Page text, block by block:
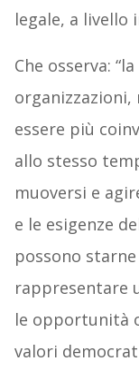
legale, a livello
Che osserva:
organizzazioni,
essere più
allo stesso
muoversi e
e le esigenze
possono
rappresentare
le opportunità
valori